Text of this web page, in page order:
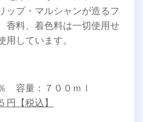
ップ・マルシャンが造るフ
香料、着色料は一切使用せ
しています。
容量：７００ｍｌ
【税込】